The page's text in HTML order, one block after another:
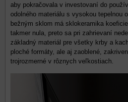
aby pokračovala v investovaní do
odolného materiálu s vysokou tepelnou
bežným sklom má sklokeramika
takmer nula, preto sa pri zahrievaní
základný materiál pre všetky krby a
ploché formáty, ale aj zaoblené,
trojrozmerné v rôznych veľkostiach.